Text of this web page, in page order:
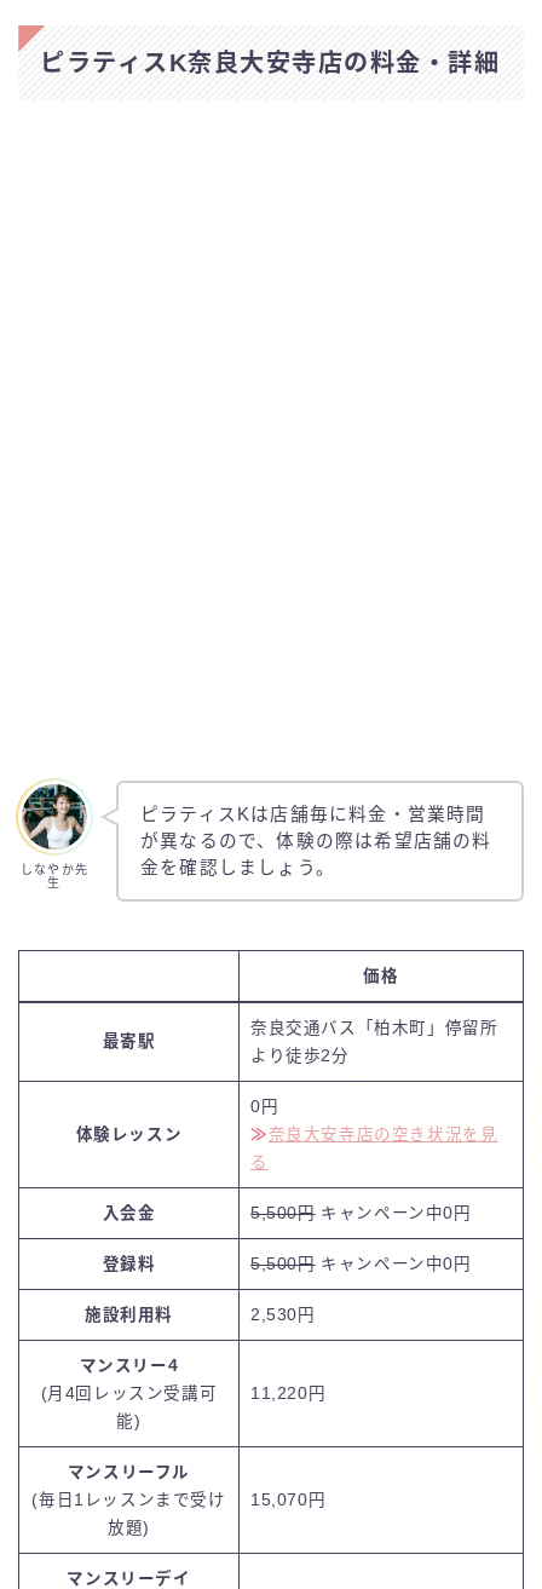
ピラティスK奈良大安寺店の料金・詳細
しなやか先
生
ピラティスKは店舗毎に料金・営業時間
が異なるので、体験の際は希望店舗の料
金を確認しましょう。
価格
最寄駅
奈良交通バス「柏木町」停留所
より徒歩2分
体験レッスン
0円
≫奈良大安寺 店の空き状況を見
る
入会金 5,500円キャンペーン中0円
登録料 5,500円キャンペーン中0円
施設利用料 2,530円
マンスリー4
(月4回レッスン受講可
能)
11,220円
マンスリーフル
(毎日1レッスンまで受け
放題)
15,070円
マンスリーデイ